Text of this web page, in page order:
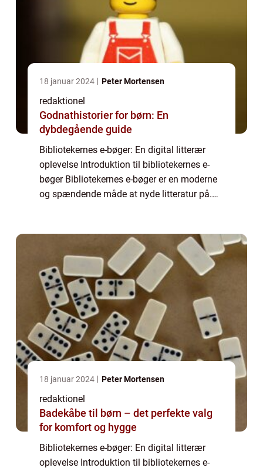
18 januar 2024 Peter Mortensen
redaktionel
Godnathistorier for børn: En
dybdegående guide
Bibliotekernes e-bøger: En digital litterær
oplevelse Introduktion til bibliotekernes e-
bøger Bibliotekernes e-bøger er en moderne
og spændende måde at nyde litteratur på.
18 januar 2024 Peter Mortensen
redaktionel
Badekåbe til børn – det perfekte valg
for komfort og hygge
Bibliotekernes e-bøger: En digital litterær
oplevelse Introduktion til bibliotekernes e-